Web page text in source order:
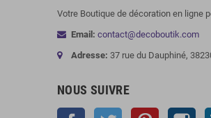
Votre Boutique de décoration en ligne
Email: contact@decoboutik.com
Adresse: 37 rue du Dauphiné,
NOUS SUIVRE
Facebook Twitter Pinterest